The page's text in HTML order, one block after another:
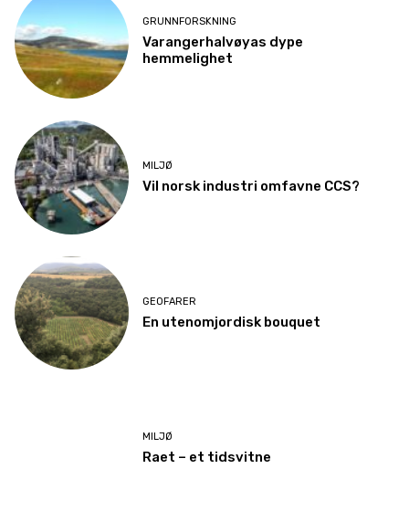
GRUNNFORSKNING
Varangerhalvøyas dype
hemmelighet
MILJØ
Vil norsk industri omfavne CCS?
GEOFARER
En utenomjordisk bouquet
MILJØ
Raet – et tidsvitne